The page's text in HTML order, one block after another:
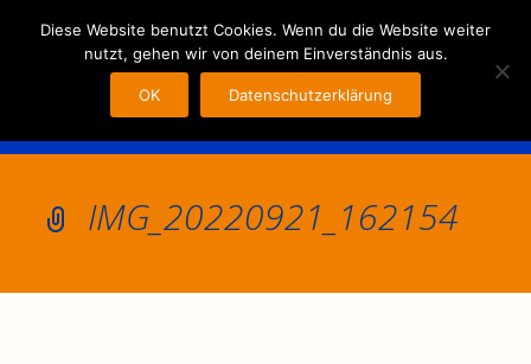
IMG_20220921_162154
MENU
Diese Website benutzt Cookies. Wenn du die Website weiter
nutzt, gehen wir von deinem Einverständnis aus.
OK Datenschutzerklärung